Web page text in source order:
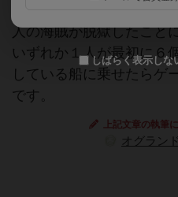
１６７２年に難攻不落の
人の海賊が脱獄したこと
いずれか１人が最初に６
している船に乗せたらゲ
です。
上記文章の執筆
オグラン
しばらく表示しな